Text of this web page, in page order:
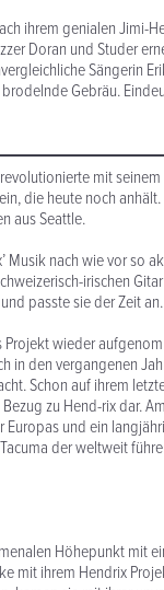
ihrem genialen Jimi-
Doran und Studer
Sängerin
brodelnde Gebräu.
mit
die heute noch
aus Seattle.
Musik nach wie vor so
irischen
passte sie der Zeit an.
Projekt wieder
in den vergangenen
Schon auf ihrem
zu Hend-rix dar.
Europas und ein
der weltweit
Höhepunkt mit
mit ihrem Hendrix